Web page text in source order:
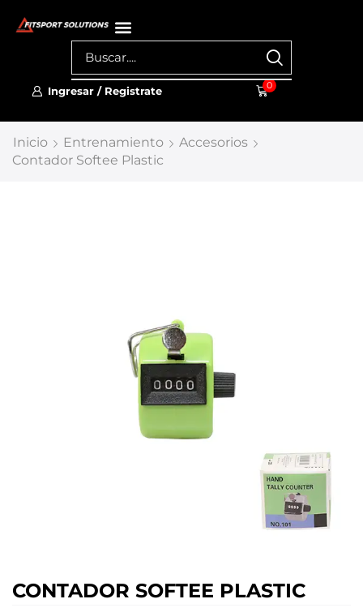
Ingresar / Registrate 0
Inicio Entrenamiento
Accesorios
Contador Softee Plastic
CONTADOR SOFTEE PLASTIC